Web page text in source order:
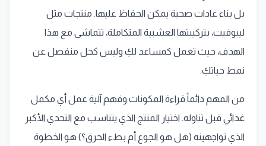
بل بناء عادات صحية يمكن الحفاظ عليها. منتجات مثل
ليبوفيت، بتركيبتها العشبية المتكاملة، تتماشى مع هذا
الهدف، حيث تعمل كمساعد لكِ وليس كحل منفصل عن
نمط حياتكِ.
من المهم دائماً قراءة المكونات وفهم آلية عمل أي مكمل
غذائي قبل تناوله. اختيار المنتج الذي يتناسب مع التحدي الأكبر
الذي تواجهينه (هل هو الجوع أم بطء الحرق؟) هو الخطوة